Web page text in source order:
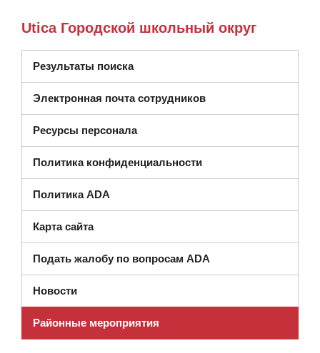
Utica Городской школьный округ
Результаты поиска
Электронная почта сотрудников
Ресурсы персонала
Политика конфиденциальности
Политика ADA
Карта сайта
Подать жалобу по вопросам ADA
Новости
Районные мероприятия